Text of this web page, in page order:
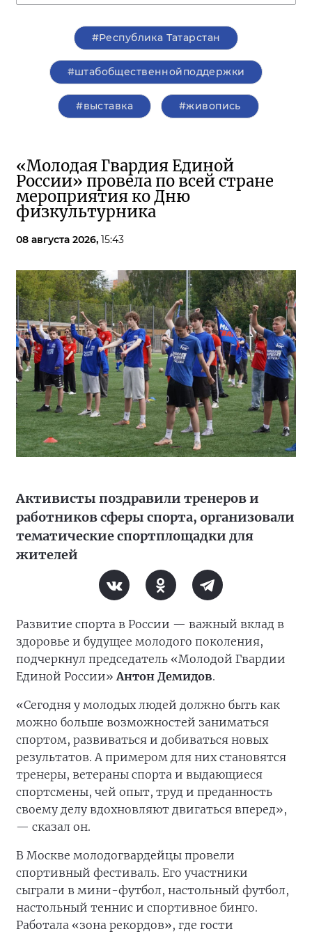
#Республика Татарстан
#штабобщественнойподдержки
#выставка #живопись
«Молодая Гвардия Единой
России» провела по всей стране
мероприятия ко Дню
физкультурника
08 августа 2026, 15:43
Активисты поздравили тренеров и
работников сферы спорта, организовали
тематические спортплощадки для
жителей
Развитие спорта в России — важный вклад в
здоровье и будущее молодого поколения,
подчеркнул председатель «Молодой Гвардии
Единой России» Антон Демидов.
«Сегодня у молодых людей должно быть как
можно больше возможностей заниматься
спортом, развиваться и добиваться новых
результатов. А примером для них становятся
тренеры, ветераны спорта и выдающиеся
спортсмены, чей опыт, труд и преданность
своему делу вдохновляют двигаться вперед»,
— сказал он.
В Москве молодогвардейцы провели
спортивный фестиваль. Его участники
сыграли в мини-футбол, настольный футбол,
настольный теннис и спортивное бинго.
Работала «зона рекордов», где гости